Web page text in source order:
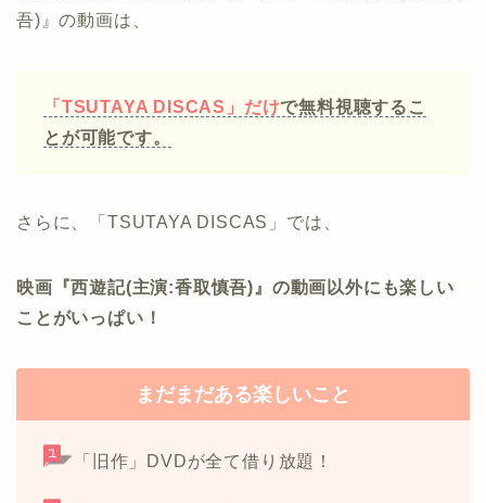
吾)』の動画は、
「TSUTAYA DISCAS」だけで無料視聴するこ
とが可能です。
さらに、「TSUTAYA DISCAS」では、
映画『西遊記(主演:香取慎吾)』の動画以外にも楽しい
ことがいっぱい！
まだまだある楽しいこと
「旧作」DVDが全て借り放題！